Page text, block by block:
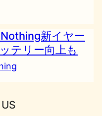
新イヤー
テリー向上も